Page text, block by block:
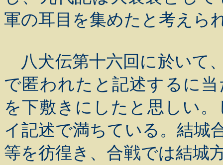
軍の耳目を集めたと考えら
八犬伝第十六回に於いて
で匿われたと記述するに
を下敷きにしたと思しい
イ記述で満ちている。結城
等を彷徨き、合戦では結城